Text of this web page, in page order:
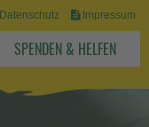
Datenschutz Impressum
SPENDEN & HELFEN